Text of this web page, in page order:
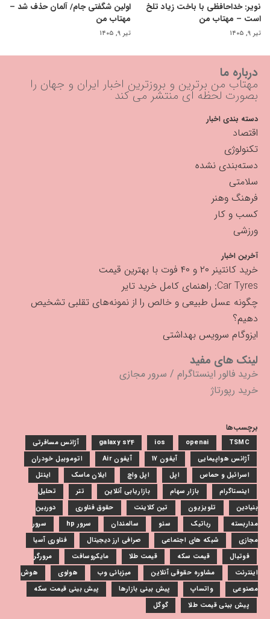
نویر: خداحافظی با باخت زیاد تلخ
است – مهتاب من
تیر ۹, ۱۴۰۵
اولین شگفتی جام/ آلمان حذف شد –
مهتاب من
تیر ۹, ۱۴۰۵
درباره ما
مهتاب من برترین و بروزترین اخبار ایران و جهان را
بصورت لحظه ای منتشر می کند
دسته بندی اخبار
اقتصاد
تکنولوژی
دسته‌بندی نشده
سلامتی
فرهنگ وهنر
کسب و کار
ورزشی
آخرین اخبار
خرید کانتینر ۲۰ و ۴۰ فوت با بهترین قیمت
Car Tyres: راهنمای کامل خرید تایر
چگونه عسل طبیعی و خالص را از نمونه‌های تقلبی تشخیص
دهیم؟
ایزوگام سرویس بهداشتی
لینک های مفید
خرید فالور اینستاگرام / سرور مجازی
خرید رپورتاژ
برچسب‌ها
galaxy s24 ios openai TSMC
آژانس مسافرتی
آژانس هواپیمایی
آیفون 17 آیفون Air
اتوموبیل خودران
اسرائیل و حماس
اپل اپل واچ ایلان ماسک
اینتل
اینستاگرام
بازار سهام بازاریابی آنلاین تتر
تحلیل
بنیادین
تلویزیون تین کلاینت حقوق فناوری
دوربین
مداربسته
رباتیک سئو سالمندان سرور hp
سرور
مجازی
شبکه های اجتماعی صرافی ارز دیجیتال
فناوری آسیا
فوتبال
قیمت سکه قیمت طلا مایکروسافت
مرورگر
اینترنت
مشاوره حقوقی آنلاین میزبانی وب هواوی
هوش
مصنوعی
واتساپ پیش بینی بازارها
پیش بینی قیمت سکه
پیش بینی قیمت طلا
گوگل